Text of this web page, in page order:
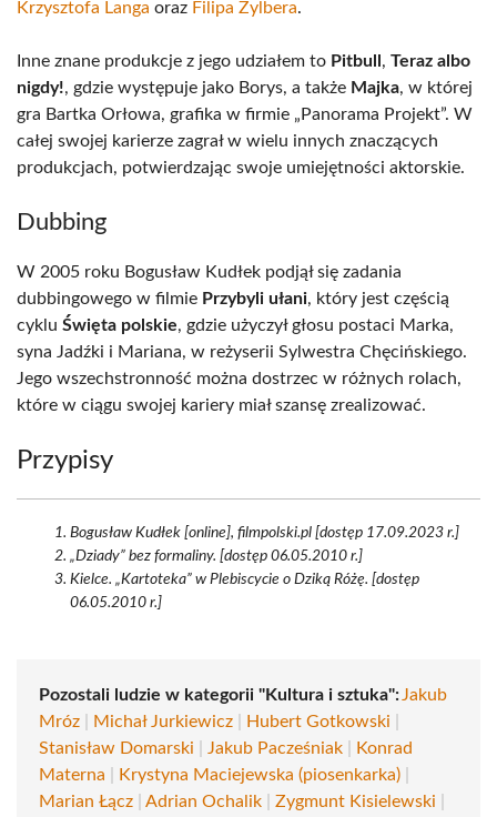
Krzysztofa Langa oraz Filipa Zylbera.
Inne znane produkcje z jego udziałem to Pitbull , Teraz albo
nigdy!, gdzie występuje jako Borys, a także Majka, w której
gra Bartka Orłowa, grafika w firmie „Panorama Projekt”. W
całej swojej karierze zagrał w wielu innych znaczących
produkcjach, potwierdzając swoje umiejętności aktorskie.
Dubbing
W 2005 roku Bogusław Kudłek podjął się zadania
dubbingowego w filmie Przybyli ułani, który jest częścią
cyklu Święta polskie, gdzie użyczył głosu postaci Marka,
syna Jadźki i Mariana, w reżyserii Sylwestra Chęcińskiego.
Jego wszechstronność można dostrzec w różnych rolach,
które w ciągu swojej kariery miał szansę zrealizować.
Przypisy
Bogusław Kudłek [online], filmpolski.pl [dostęp 17.09.2023 r.]
„Dziady” bez formaliny. [dostęp 06.05.2010 r.]
Kielce. „Kartoteka” w Plebiscycie o Dziką Różę. [dostęp
06.05.2010 r.]
Pozostali ludzie w kategorii "Kultura i sztuka": Jakub
Mróz
Michał Jurkiewicz Hubert Gotkowski
Stanisław Domarski
Jakub Pacześniak
Konrad
Materna
Krystyna Maciejewska (piosenkarka)
Marian Łącz
Adrian Ochalik Zygmunt Kisielewski